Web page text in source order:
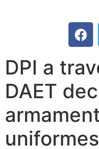
DPI a
DAET